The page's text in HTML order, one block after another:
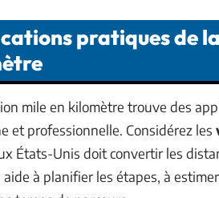
pratiques de
mile en kilomètre trouve des
et professionnelle. Considérez les
États-Unis doit convertir les
à planifier les étapes, à